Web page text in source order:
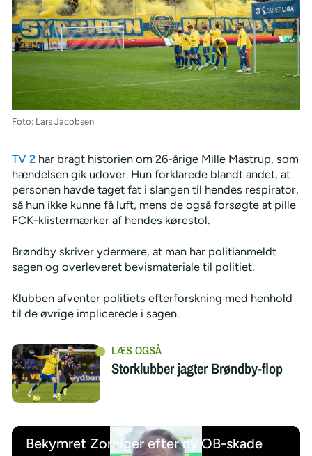
Foto: Lars Jacobsen
TV 2har bragt historien om 26-årige Mille Mastrup, som
hændelsen gik udover. Hun forklarede blandt andet, at
personen havde taget fat i slangen til hendes respirator,
så hun ikke kunne få luft, mens de også forsøgte at pille
FCK-klistermærker af hendes kørestol.
Brøndby skriver ydermere, at man har politianmeldt
sagen og overleveret bevismateriale til politiet.
Klubben afventer politiets efterforskning med henhold
til de øvrige implicerede i sagen.
Storklubber jagter Brøndby-flop
Bekymret Zorniger efter ny OB-skade